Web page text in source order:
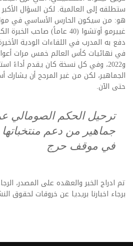
ستطلقه إلى العالمية. لكن السؤال
هو: من سيكون الحارس الأساسي في
غييرمو أوتشوا (40 عاماً) صاحب
دفع به المدرب في اللقاءات الودية
و2022، وفي كل نسخة كان يقدم أداءً
الجماهير، لكن من غير المرجح أن يشارك
حتى الآن.
ترحيل الحكم الصومالي
جماهير من دعم
في موقف حرج
تم ادراج الخبر والعهده على المصدر،
برجاء اخبارنا بريديا عن خروقات لحقوق